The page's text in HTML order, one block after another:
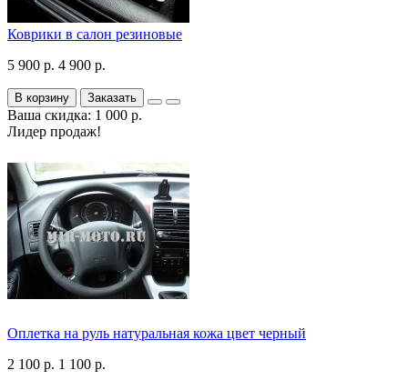
Коврики в салон резиновые
5 900 р. 4 900 р.
В корзину Заказать
Ваша скидка: 1 000 р.
Лидер продаж!
Оплетка на руль натуральная кожа цвет черный
2 100 р. 1 100 р.